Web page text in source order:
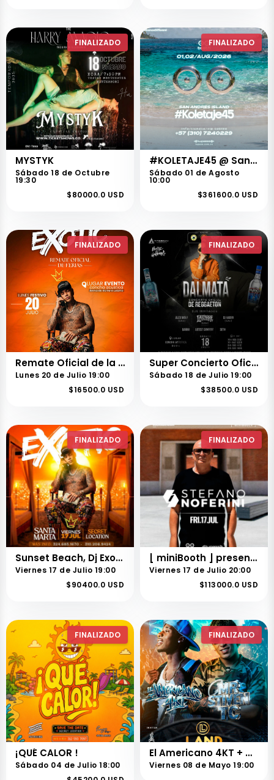
FINALIZADO
MYSTYK
Sábado 18 de Octubre
19:30
$80000.0 USD
FINALIZADO
#KOLETAJE45 @ San Andres, Islas
Sábado 01 de Agosto
10:00
$361600.0 USD
FINALIZADO
Remate Oficial de la Feria 73 de Buga – 20 de Julio
Lunes 20 de Julio 19:00
$16500.0 USD
FINALIZADO
Super Concierto Oficial de Reggaetón | Feria 73 de Buga.
Sábado 18 de Julio 19:00
$38500.0 USD
FINALIZADO
Sunset Beach, Dj Exotic Santa marta
Viernes 17 de Julio 19:00
$90400.0 USD
FINALIZADO
[ miniBooth ] presents Stefano Noferini
Viernes 17 de Julio 20:00
$113000.0 USD
FINALIZADO
¡QUÉ CALOR !
Sábado 04 de Julio 18:00
FINALIZADO
El Americano 4KT + Mr Steven tc
Viernes 08 de Mayo 19:00